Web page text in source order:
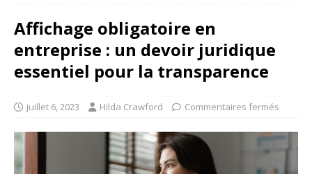
Affichage obligatoire en
entreprise : un devoir juridique
essentiel pour la transparence
juillet 6, 2023 Hilda Crawford Commentaires fermés